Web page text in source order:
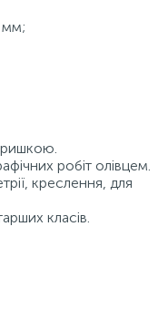
мм;
робіт олівцем.
креслення, для
класів.